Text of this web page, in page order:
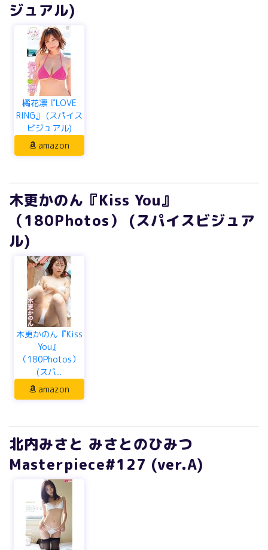
ジュアル)
橘花凛『LOVE
RING』 (スパイス
ビジュアル)
amazon
木更かのん『Kiss You』
（180Photos） (スパイスビジュア
ル)
木更かのん『Kiss
You』
（180Photos）
(スパ...
amazon
北内みさと みさとのひみつ
Masterpiece#127 (ver.A)